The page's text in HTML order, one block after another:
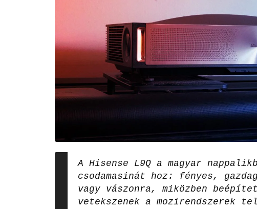
A Hisense L9Q a magyar
csodamasinát hoz: fényes,
vagy vászonra, miközben
vetekszenek a mozirendszerek